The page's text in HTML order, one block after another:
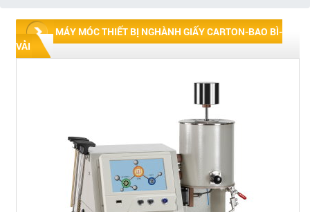
MÁY MÓC THIẾT BỊ NGHÀNH GIẤY CARTON-BAO BÌ-
VẢI